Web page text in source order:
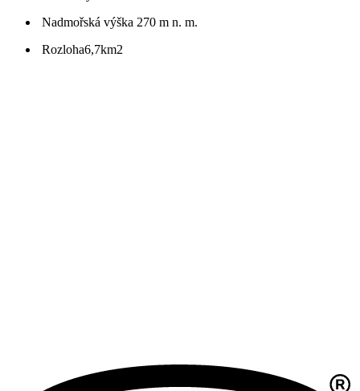
Nadmořská výška 270 m n. m.
Rozloha6,7km2